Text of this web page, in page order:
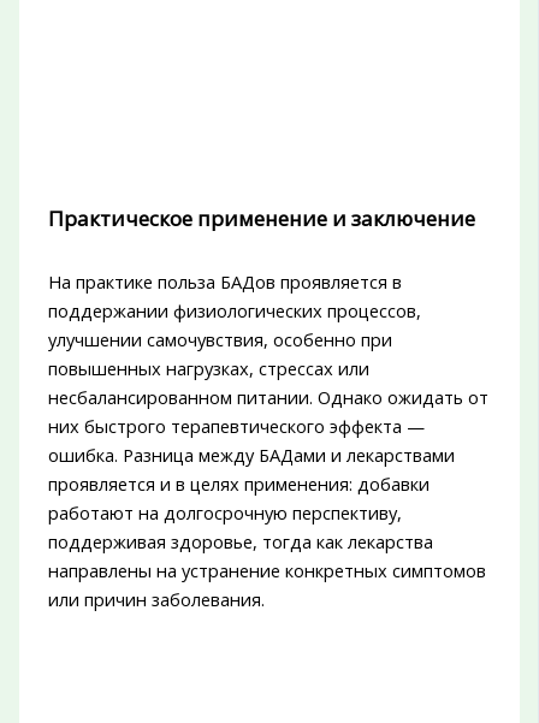
Практическое применение и заключение
На практике польза БАДов проявляется в
поддержании физиологических процессов,
улучшении самочувствия, особенно при
повышенных нагрузках, стрессах или
несбалансированном питании. Однако ожидать от
них быстрого терапевтического эффекта —
ошибка. Разница между БАДами и лекарствами
проявляется и в целях применения: добавки
работают на долгосрочную перспективу,
поддерживая здоровье, тогда как лекарства
направлены на устранение конкретных симптомов
или причин заболевания.